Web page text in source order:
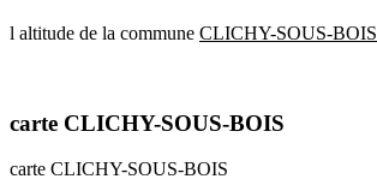
radar
l altitude de la commune CLICHY-SOUS-BOIS
carte CLICHY-SOUS-BOIS
carte CLICHY-SOUS-BOIS